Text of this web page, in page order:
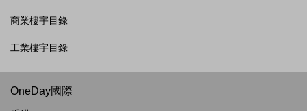
商業樓宇目錄
工業樓宇目錄
OneDay國際